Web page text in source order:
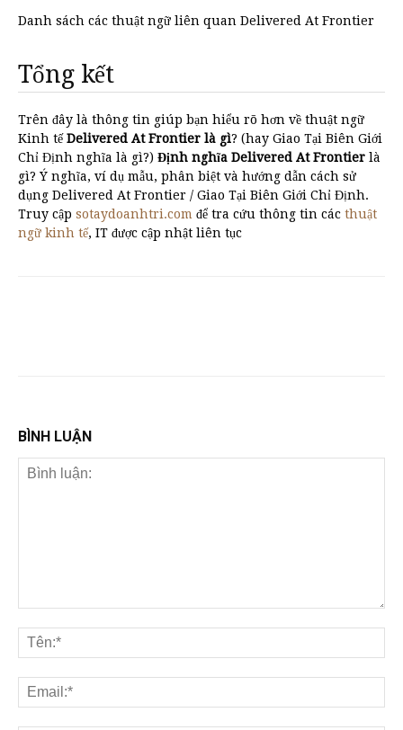
Danh sách các thuật ngữ liên quan Delivered At Frontier
Tổng kết
Trên đây là thông tin giúp bạn hiểu rõ hơn về thuật ngữ
Kinh tếDelivered At Frontier là gì? (hay Giao Tại Biên Giới
Chỉ Định nghĩa là gì?) Định nghĩa Delivered At Frontier là
gì? Ý nghĩa, ví dụ mẫu, phân biệt và hướng dẫn cách sử
dụng Delivered At Frontier / Giao Tại Biên Giới Chỉ Định.
Truy cập sotaydoanhtri.com để tra cứu thông tin các thuật
ngữ kinh tế, IT được cập nhật liên tục
BÌNH LUẬN